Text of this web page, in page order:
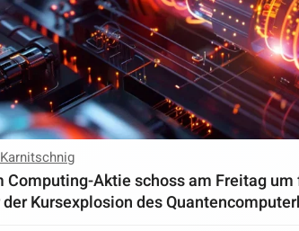
Computing-Aktie schoss am Freitag
Kursexplosion des